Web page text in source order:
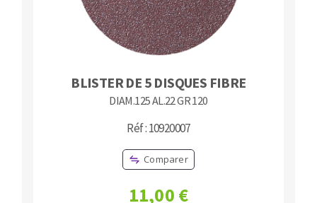
BLISTER DE 5 DISQUES FIBRE
DIAM.125 AL.22 GR 120
Réf : 10920007
Comparer
11,00 €